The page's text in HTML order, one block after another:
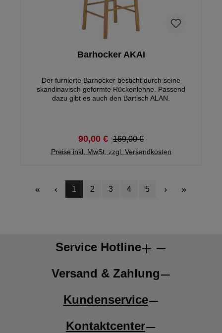
Barhocker AKAI
Der furnierte Barhocker besticht durch seine
skandinavisch geformte Rückenlehne. Passend
dazu gibt es auch den Bartisch ALAN.
90,00 € 169,00 €
Preise inkl. MwSt. zzgl. Versandkosten
Seite
1
Seite
2
Seite
3
Seite
4
Seite
5
Service Hotline
Versand & Zahlung
Kundenservice
Kontaktcenter